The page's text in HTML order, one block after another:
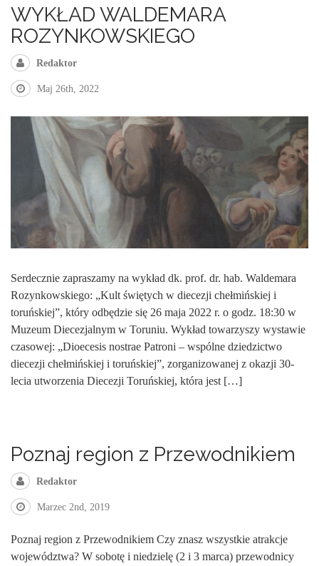
WYKŁAD WALDEMARA
ROZYNKOWSKIEGO
Redaktor
Maj 26th, 2022
Serdecznie zapraszamy na wykład dk. prof. dr. hab. Waldemara
Rozynkowskiego: „Kult świętych w diecezji chełmińskiej i
toruńskiej”, który odbędzie się 26 maja 2022 r. o godz. 18:30 w
Muzeum Diecezjalnym w Toruniu. Wykład towarzyszy wystawie
czasowej: „Dioecesis nostrae Patroni – wspólne dziedzictwo
diecezji chełmińskiej i toruńskiej”, zorganizowanej z okazji 30-
lecia utworzenia Diecezji Toruńskiej, która jest […]
Poznaj region z Przewodnikiem
Redaktor
Marzec 2nd, 2019
Poznaj region z Przewodnikiem Czy znasz wszystkie atrakcje
województwa? W sobotę i niedzielę (2 i 3 marca) przewodnicy